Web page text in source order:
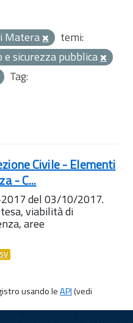
Matera
temi:
sicurezza pubblica
Tag:
Civile - Elementi
- C...
del 03/10/2017.
viabilità di
aree
usando leAPI(vedi